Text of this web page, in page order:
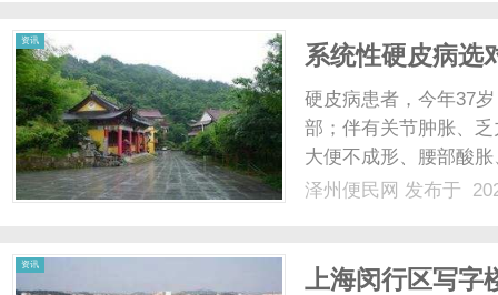
资讯
系统性硬皮病选
硬皮病患者，今年37
部；伴有关节肿胀、
大便不成形、腰部酸
硬皮病，采用糖皮质
泽州便民网 发布于
资讯
上海闵行区写字